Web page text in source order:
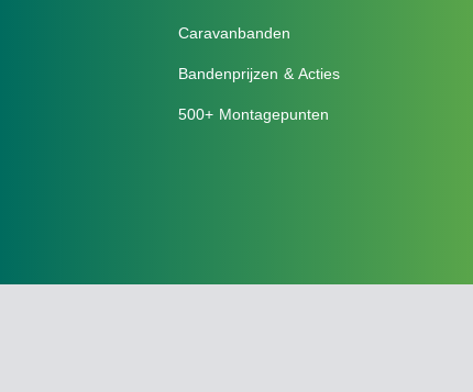
Caravanbanden
Bandenprijzen & Acties
500+ Montagepunten